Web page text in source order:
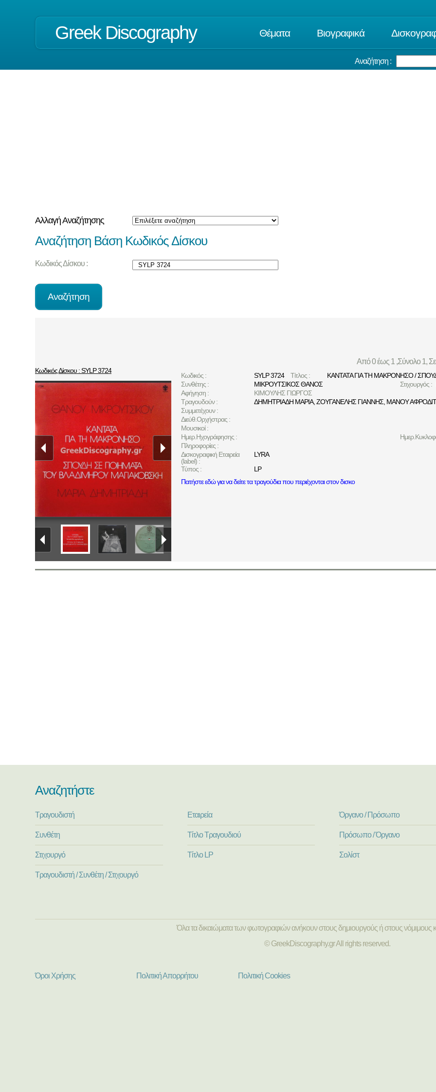
Greek Discography Θέματα Βιογραφικά
Αναζήτηση :
Αλλαγή Αναζήτησης
Αναζήτηση Βάση Κωδικός Δίσκου
Κωδικός Δίσκου :
Από 0 έως 1 ,Σύνολο 1,
Κωδικός Δίσκου : SYLP 3724
Κωδικός : SYLP 3724 Τίτλος :
ΚΑΝΤΑΤΑ ΓΙΑ ΤΗ ΜΑΚΡΟΝΗΣΟ /
Συνθέτης :
ΜΙΚΡΟΥΤΣΙΚΟΣ ΘΑΝΟΣ Στιχουργός :
Αφήγηση :
ΚΙΜΟΥΛΗΣ ΓΙΩΡΓΟΣ
Τραγουδούν :
ΔΗΜΗΤΡΙΑΔΗ ΜΑΡΙΑ, ΖΟΥΓΑΝΕΛΗΣ ΓΙΑΝΝΗΣ, ΜΑΝΟΥ
Συμμετέχουν :
Διεύθ.Ορχήστρας :
Μουσικοί :
Ημερ.Ηχογράφησης :
Πληροφορίες :
Δισκογραφική Εταιρεία
(label) :
LYRA
Τύπος :
LP
Πατήστε εδώ για να δείτε τα τραγούδια που περιέχονται στον δισκο
Αναζητήστε
Τραγουδιστή
Συνθέτη
Στιχουργό
Τραγουδιστή / Συνθέτη / Στιχουργό
Εταιρεία
Τίτλο Τραγουδιού
Τίτλο LP
Όργανο / Πρόσωπο
Πρόσωπο / Όργανο
Σολίστ
Όλα τα δικαιώματα των φωτογραφιών ανήκουν στους δημιουργούς ή στους νόμιμους
© GreekDiscography.gr All rights reserved.
Όροι Χρήσης Πολιτική Απορρήτου Πολιτική Cookies